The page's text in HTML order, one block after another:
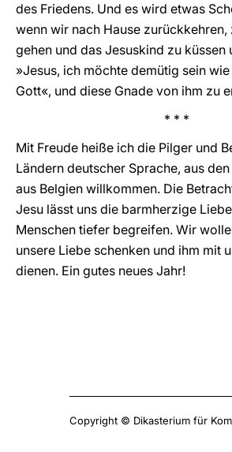
des Friedens. Und es wird etwas
wenn wir nach Hause
gehen und das Jesuskind zu küssen
»Jesus, ich möchte demütig sein
Gott«, und diese Gnade von ihm zu
* * *
Mit Freude heiße ich die Pilger und
Ländern deutscher Sprache, aus
aus Belgien willkommen. Die
Jesu lässt uns die barmherzige
Menschen tiefer begreifen. Wir
unsere Liebe schenken und ihm mit
dienen. Ein gutes neues Jahr!
Copyright © Dikasterium für